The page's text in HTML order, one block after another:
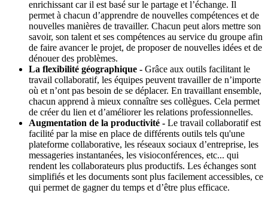
enrichissant car il est basé sur le partage et l’échange. Il
permet à chacun d’apprendre de nouvelles compétences et de
nouvelles manières de travailler. Chacun peut alors mettre son
savoir, son talent et ses compétences au service du groupe afin
de faire avancer le projet, de proposer de nouvelles idées et de
dénouer des problèmes.
La flexibilité géographique - Grâce aux outils facilitant le
travail collaboratif, les équipes peuvent travailler de n’importe
où et n’ont pas besoin de se déplacer. En travaillant ensemble,
chacun apprend à mieux connaître ses collègues. Cela permet
de créer du lien et d’améliorer les relations professionnelles.
Augmentation de la productivité - Le travail collaboratif est
facilité par la mise en place de différents outils tels qu'une
plateforme collaborative, les réseaux sociaux d’entreprise, les
messageries instantanées, les visioconférences, etc... qui
rendent les collaborateurs plus productifs. Les échanges sont
simplifiés et les documents sont plus facilement accessibles, ce
qui permet de gagner du temps et d’être plus efficace.